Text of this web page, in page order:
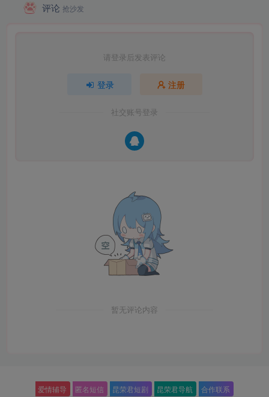
评论 抢沙发
请登录后发表评论
登录 注册
社交账号登录
暂无评论内容
爱情辅导 匿名短信 昆荣君短剧 昆荣君导航 合作联系